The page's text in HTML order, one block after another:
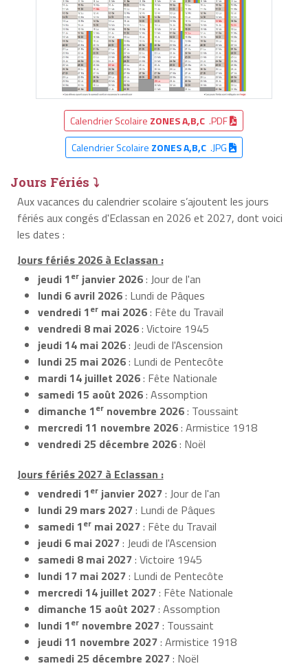
Calendrier Scolaire ZONES A,B,C .PDF
Calendrier Scolaire ZONES A,B,C.JPG
Jours Fériés ⤵
Aux vacances du calendrier scolaire s’ajoutent les jours
fériés aux congés d'Eclassan en 2026 et 2027, dont voici
les dates :
Jours fériés 2026 à Eclassan :
jeudi 1er janvier 2026: Jour de l'an
lundi 6 avril 2026: Lundi de Pâques
vendredi 1er mai 2026: Fête du Travail
vendredi 8 mai 2026: Victoire 1945
jeudi 14 mai 2026: Jeudi de l'Ascension
lundi 25 mai 2026: Lundi de Pentecôte
mardi 14 juillet 2026: Fête Nationale
samedi 15 août 2026: Assomption
dimanche 1er novembre 2026: Toussaint
mercredi 11 novembre 2026: Armistice 1918
vendredi 25 décembre 2026: Noël
Jours fériés 2027 à Eclassan :
vendredi 1er janvier 2027: Jour de l'an
lundi 29 mars 2027: Lundi de Pâques
samedi 1er mai 2027: Fête du Travail
jeudi 6 mai 2027: Jeudi de l'Ascension
samedi 8 mai 2027: Victoire 1945
lundi 17 mai 2027: Lundi de Pentecôte
mercredi 14 juillet 2027: Fête Nationale
dimanche 15 août 2027: Assomption
lundi 1er novembre 2027: Toussaint
jeudi 11 novembre 2027: Armistice 1918
samedi 25 décembre 2027: Noël